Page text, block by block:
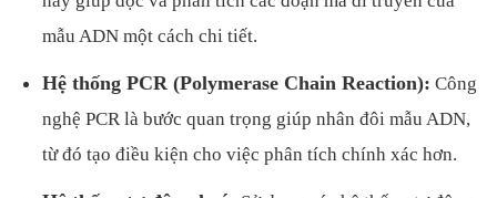
mẫu ADN một cách chi tiết.
Hệ thống PCR (Polymerase Chain Reaction): Công
nghệ PCR là bước quan trọng giúp nhân đôi mẫu ADN,
từ đó tạo điều kiện cho việc phân tích chính xác hơn.